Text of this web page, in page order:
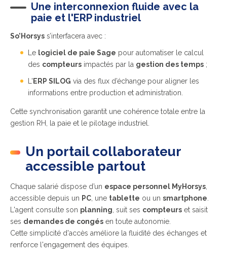
Une interconnexion fluide avec la
paie et l'ERP industriel
So’Horsys s’interfacera avec :
Le logiciel de paie Sage pour automatiser le calcul
des compteurs impactés par la gestion des temps ;
L' ERP SILOG via des flux d’échange pour aligner les
informations entre production et administration.
Cette synchronisation garantit une cohérence totale entre la
gestion RH, la paie et le pilotage industriel.
Un portail collaborateur
accessible partout
Chaque salarié dispose d’un espace personnel MyHorsys
accessible depuis un PC , une tablette ou un smartphone
L'agent consulte son planning , suit ses compteurs et saisit
ses demandes de congés en toute autonomie.
Cette simplicité d'accès améliore la fluidité des échanges et
renforce l'engagement des équipes.